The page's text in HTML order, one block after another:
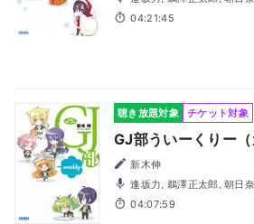
亜美, 高木美佑, 大橋海咲
04:21:45
聴き放題対象 チケット対象
GJ部ういーくりー（
新木伸
逢坂力, 鵜澤正太郎, 朝日奈丸佳, 本泉莉奈, 福緒唯, 水野
亜美, 柴田倫佳
04:07:59